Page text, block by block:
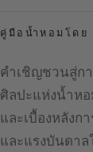
คู่มือน้ำหอมโดย
คำเชิญชวนสู่ก
ศิลปะแห่งน้ำห
และเบื้องหลังก
และแรงบันดาล